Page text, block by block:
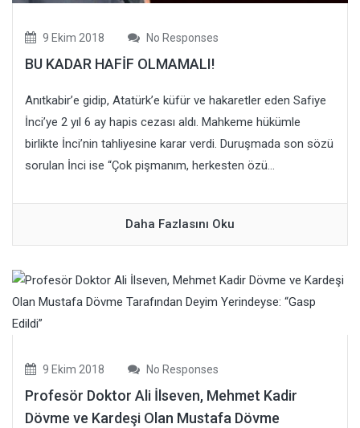
9 Ekim 2018 No Responses
BU KADAR HAFİF OLMAMALI!
Anıtkabir’e gidip, Atatürk’e küfür ve hakaretler eden Safiye
İnci’ye 2 yıl 6 ay hapis cezası aldı. Mahkeme hükümle
birlikte İnci’nin tahliyesine karar verdi. Duruşmada son sözü
sorulan İnci ise “Çok pişmanım, herkesten özü...
Daha Fazlasını Oku
9 Ekim 2018 No Responses
Profesör Doktor Ali İlseven, Mehmet Kadir
Dövme ve Kardeşi Olan Mustafa Dövme